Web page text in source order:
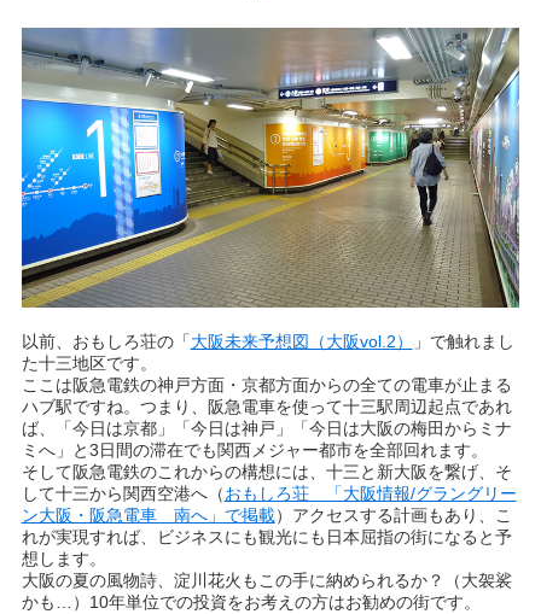
以前、おもしろ荘の「大阪未来予想図（大阪vol.2）
」で触れまし
た十三地区です。
ここは阪急電鉄の神戸方面・京都方面からの全ての電車が止まる
ハブ駅ですね。つまり、阪急電車を使って十三駅周辺起点であれ
ば、「今日は京都」「今日は神戸」「今日は大阪の梅田からミナ
ミへ」と3日間の滞在でも関西メジャー都市を全部回れます。
そして阪急電鉄のこれからの構想には、十三と新大阪を繋げ、そ
して十三から関西空港へ（おもしろ荘 「大阪情報/グラングリー
ン大阪・阪急電車 南へ」で掲載）アクセスする計画もあり、こ
れが実現すれば、ビジネスにも観光にも日本屈指の街になると予
想します。
大阪の夏の風物詩、淀川花火もこの手に納められるか？（大袈裟
かも…）10年単位での投資をお考えの方はお勧めの街です。